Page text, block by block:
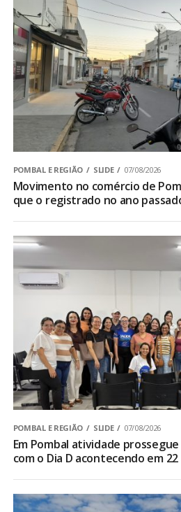
POMBAL E REGIÃO SLIDE 07/08/2026
Movimento no comércio de
que o registrado no ano
POMBAL E REGIÃO SLIDE 07/08/2026
Em Pombal atividade
com o Dia D acontecendo em